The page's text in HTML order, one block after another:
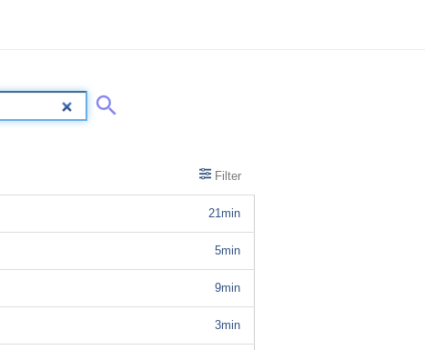
Filter
21min
5min
9min
3min